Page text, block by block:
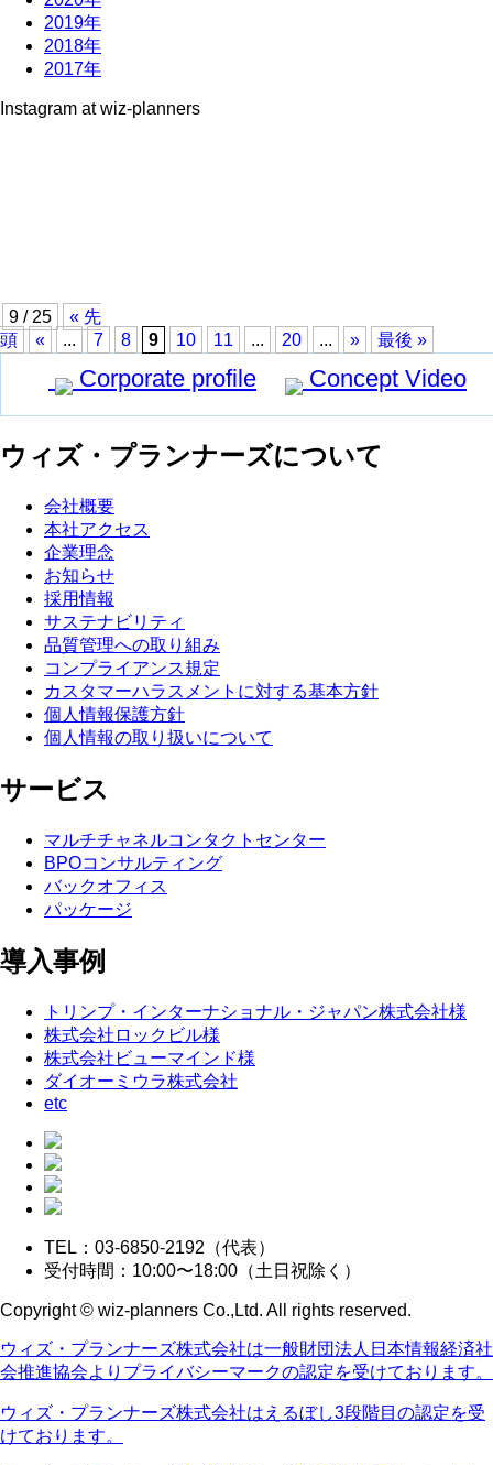
2019年
2018年
2017年
Instagram at wiz-planners
9 / 25
« 先
頭
« ... 7 8 9 10 11 ... 20 ... » 最後 »
Corporate profile Concept Video
ウィズ・プランナーズについて
会社概要
本社アクセス
企業理念
お知らせ
採用情報
サステナビリティ
品質管理への取り組み
コンプライアンス規定
カスタマーハラスメントに対する基本方針
個人情報保護方針
個人情報の取り扱いについて
サービス
マルチチャネルコンタクトセンター
BPOコンサルティング
バックオフィス
パッケージ
導入事例
トリンプ・インターナショナル・ジャパン株式会社様
株式会社ロックビル様
株式会社ビューマインド様
ダイオーミウラ株式会社
etc
TEL：03-6850-2192（代表）
受付時間：10:00〜18:00（土日祝除く）
Copyright © wiz-planners Co.,Ltd. All rights reserved.
ウィズ・プランナーズ株式会社は一般財団法人日本情報経済社
会推進協会よりプライバシーマークの認定を受けております。
ウィズ・プランナーズ株式会社はえるぼし3段階目の認定を受
けております。